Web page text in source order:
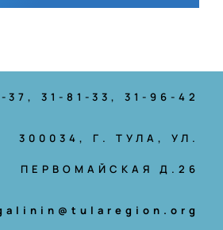
37, 31-81-33, 31-96-42
300034, Г. ТУЛА, УЛ.
ПЕРВОМАЙСКАЯ Д.26